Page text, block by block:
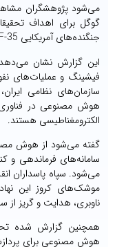
می‌شود پژوهشگران
گوگل برای اهداف
جنگنده‌های آمریکایی F-35 را گردآوری کرده‌ است.
این گزارش نشان می‌دهد
فیشینگ و عملیات‌های
سازمان‌های نظامی
هوش مصنوعی در
الکترومغناطیسی هستند.
گفته می‌شود از هوش
سامانه‌های فرماندهی و
می‌شود. سپاه پاسداران
موشک‌های کروز این
ناوبری، هدایت و گریز از
همچنین گزارش شده
هوش مصنوعی برای